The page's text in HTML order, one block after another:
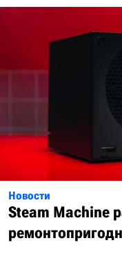
Новости
Steam Machine